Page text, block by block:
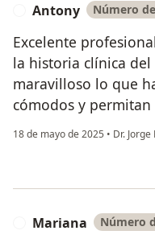
Antony Número
Excelente
la historia clínica
maravilloso lo que
cómodos y
18 de mayo de 2025 • Dr.
Mariana Número